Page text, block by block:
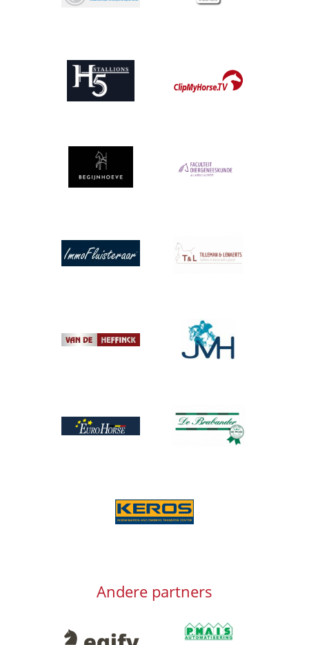
Afbeelding
Afbeelding Afbeelding
Afbeelding Afbeelding
Afbeelding
Afbeelding
Afbeelding
Afbeelding
Afbeelding
Andere partners
Afbeelding Afbeelding